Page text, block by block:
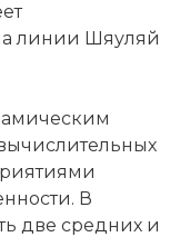
линии Шяуляй
В
две средних и